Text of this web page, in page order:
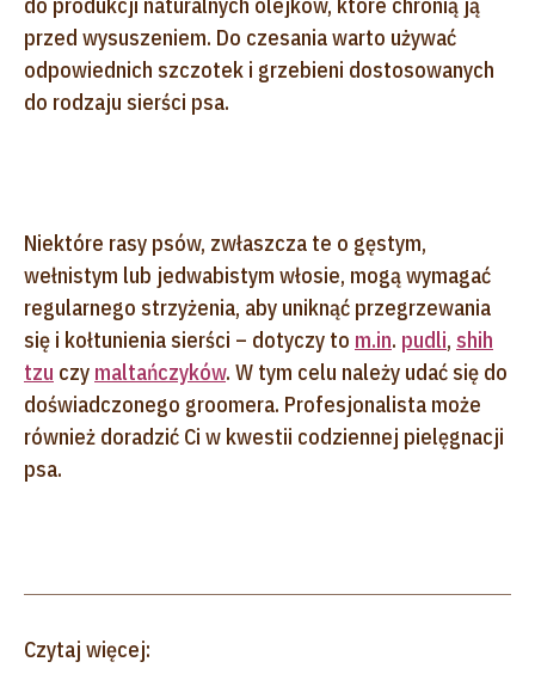
przed wysuszeniem. Do czesania warto używać
odpowiednich szczotek i grzebieni dostosowanych
do rodzaju sierści psa.
Niektóre rasy psów, zwłaszcza te o gęstym,
wełnistym lub jedwabistym włosie, mogą wymagać
regularnego strzyżenia, aby uniknąć przegrzewania
się i kołtunienia sierści – dotyczy to m.in. pudli, shih
tzu czy maltańczyków. W tym celu należy udać się do
doświadczonego groomera. Profesjonalista może
również doradzić Ci w kwestii codziennej pielęgnacji
psa.
Czytaj więcej: